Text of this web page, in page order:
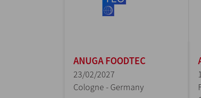
ANUGA FOODTEC
23/02/2027
Cologne - Germany